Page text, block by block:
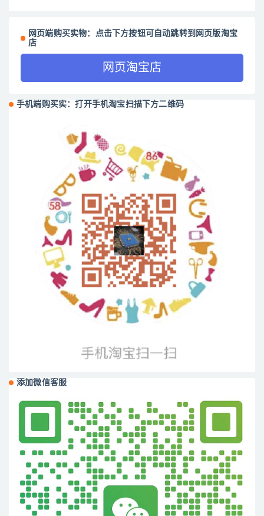
网页端购买实物：点击下方按钮可自动跳转到网页版淘宝
店
网页淘宝店
手机端购买实：打开手机淘宝扫描下方二维码
添加微信客服